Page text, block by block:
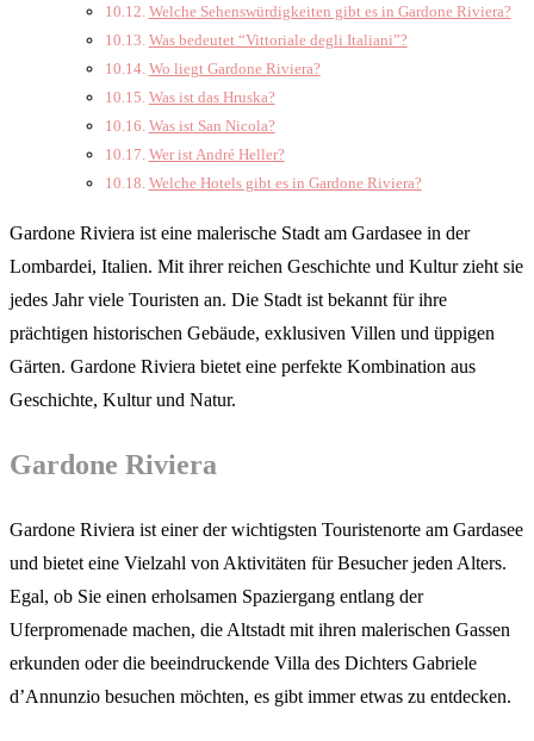
Welche Sehenswürdigkeiten gibt es in Gardone Riviera?
Was bedeutet “Vittoriale degli Italiani”?
Wo liegt Gardone Riviera?
Was ist das Hruska?
Was ist San Nicola?
Wer ist André Heller?
Welche Hotels gibt es in Gardone Riviera?
Gardone Riviera ist eine malerische Stadt am Gardasee in der
Lombardei, Italien. Mit ihrer reichen Geschichte und Kultur zieht sie
jedes Jahr viele Touristen an. Die Stadt ist bekannt für ihre
prächtigen historischen Gebäude, exklusiven Villen und üppigen
Gärten. Gardone Riviera bietet eine perfekte Kombination aus
Geschichte, Kultur und Natur.
Gardone Riviera
Gardone Riviera ist einer der wichtigsten Touristenorte am Gardasee
und bietet eine Vielzahl von Aktivitäten für Besucher jeden Alters.
Egal, ob Sie einen erholsamen Spaziergang entlang der
Uferpromenade machen, die Altstadt mit ihren malerischen Gassen
erkunden oder die beeindruckende Villa des Dichters Gabriele
d’Annunzio besuchen möchten, es gibt immer etwas zu entdecken.